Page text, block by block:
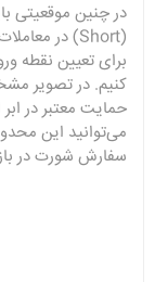
در چنین موقعیتی
(Short) در معاملات فیوچرز بود.
برای تعیین نقطه
حمایت معتبر در
می‌توانید این
سفارش شورت در